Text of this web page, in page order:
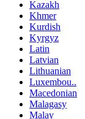
Kazakh
Khmer
Kurdish
Kyrgyz
Latin
Latvian
Lithuanian
Luxembou..
Macedonian
Malagasy
Malay